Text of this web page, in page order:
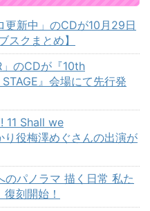
更新中」のCDが10月29日
スクまとめ】
」のCDが『10th
』会場にて先行発
11 Shall we
り役梅澤めぐさんの出演が
のパノラマ 描く日常 私た
刻開始！